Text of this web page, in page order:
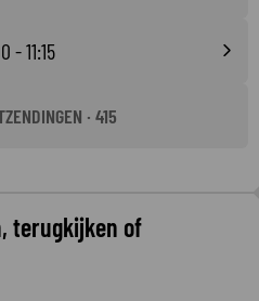
- 11:15
· 415
terugkijken of